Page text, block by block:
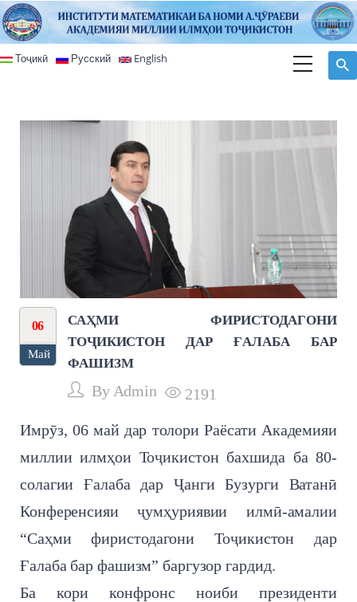
Перейти к основному содержанию
Тоҷикӣ Русский English
06
Май
САҲМИ ФИРИСТОДАГОНИ
ТОҶИКИСТОН ДАР ҒАЛАБА БАР
ФАШИЗМ
By Admin 2191
Имрӯз, 06 май дар толори Раёсати Академияи
миллии илмҳои Тоҷикистон бахшида ба 80-
солагии Ғалаба дар Ҷанги Бузурги Ватанӣ
Конференсияи ҷумҳуриявии илмӣ-амалии
“Саҳми фиристодагони Тоҷикистон дар
Ғалаба бар фашизм” баргузор гардид.
Ба кори конфронс ноиби президенти